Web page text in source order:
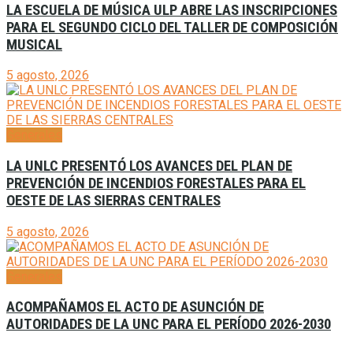
LA ESCUELA DE MÚSICA ULP ABRE LAS INSCRIPCIONES
PARA EL SEGUNDO CICLO DEL TALLER DE COMPOSICIÓN
MUSICAL
5 agosto, 2026
LA UNLC PRESENTÓ LOS AVANCES DEL PLAN DE
PREVENCIÓN DE INCENDIOS FORESTALES PARA EL
OESTE DE LAS SIERRAS CENTRALES
5 agosto, 2026
ACOMPAÑAMOS EL ACTO DE ASUNCIÓN DE
AUTORIDADES DE LA UNC PARA EL PERÍODO 2026-2030